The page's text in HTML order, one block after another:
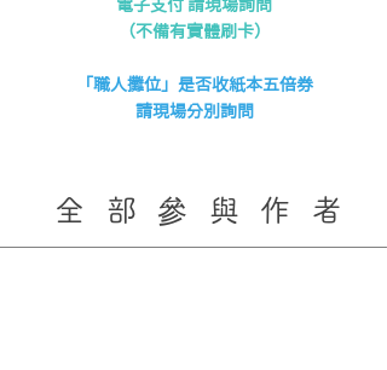
電子支付 請現場詢問
（不備有實體刷卡）
「職人攤位」是否收紙本五倍券
​請現場分別詢問
全部參與作者